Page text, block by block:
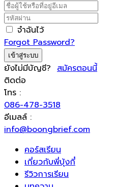
จำฉันไว้
Forgot Password?
เข้าสู่ระบบ
ยังไม่มีบัญชี? สมัครตอนนี้
ติดต่อ
โทร :
086-478-3518
อีเมลล์ :
info@boongbrief.com
คอร์สเรียน
เกี่ยวกับพี่บุ้งกี๋
รีวิวการเรียน